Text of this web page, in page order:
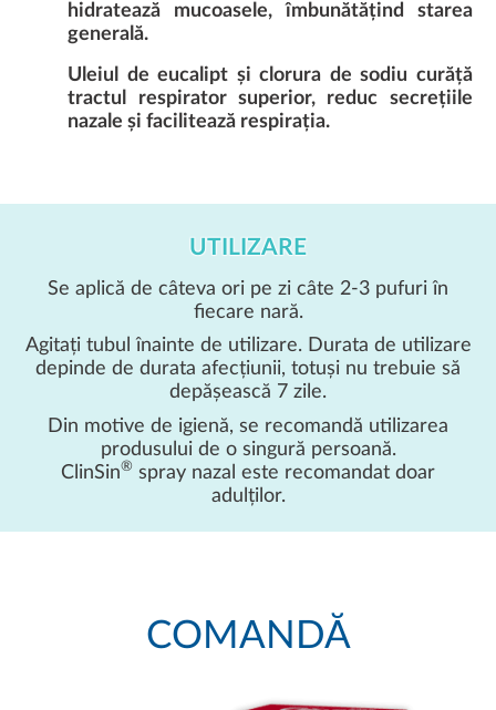
hidratează mucoasele, îmbunătățind starea
generală.
Uleiul de eucalipt șiclorura de sodiu curăță
tractul respirator superior, reduc secrețiile
nazale și facilitează respirația.
UTILIZARE
Se aplică de câteva ori pe zi câte 2-3 pufuri în
fiecare nară.
Agitați tubul înainte de utilizare. Durata de utilizare
depinde de durata afecțiunii, totuși nu trebuie să
depășească 7 zile.
Din motive de igienă, se recomandă utilizarea
produsului de o singură persoană.
ClinSin® spray nazal este recomandat doar
adulților.
COMANDĂ